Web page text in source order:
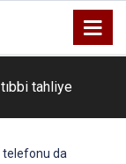
tahliye
telefonu da